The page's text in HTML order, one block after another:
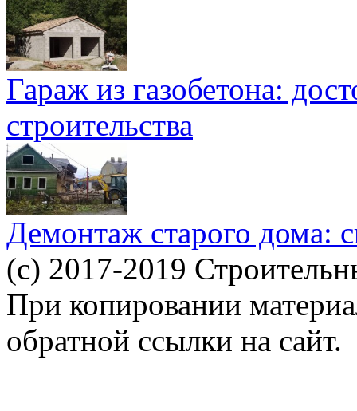
Гараж из газобетона:
строительства
Демонтаж старого дома:
(c) 2017-2019
При копировании
обратной ссылки на сайт.